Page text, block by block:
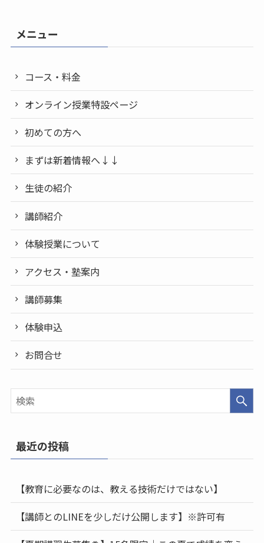
メニュー
コース・料金
オンライン授業特設ページ
初めての方へ
まずは新着情報へ↓↓
生徒の紹介
講師紹介
体験授業について
アクセス・塾案内
講師募集
体験申込
お問合せ
最近の投稿
【教育に必要なのは、教える技術だけではない】
【講師とのLINEを少しだけ公開します】※許可有